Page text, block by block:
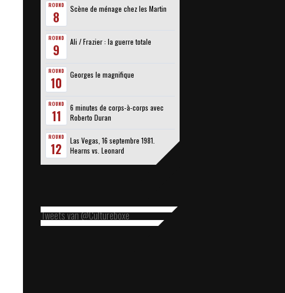
ROUND
8 Scène de ménage chez les Martin
ROUND
9 Ali / Frazier : la guerre totale
ROUND
10 Georges le magnifique
ROUND
11
6 minutes de corps-à-corps avec
Roberto Duran
ROUND
12
Las Vegas, 16 septembre 1981.
Hearns vs. Leonard
Tweets van @Cultureboxe